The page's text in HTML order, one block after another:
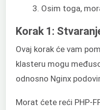
Osim toga,
Korak 1:
Ovaj korak će vam
klasteru mogu
odnosno Nginx
Morat ćete reći PHP-